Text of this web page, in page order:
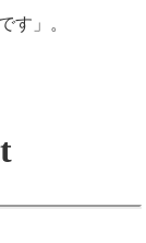
す」。